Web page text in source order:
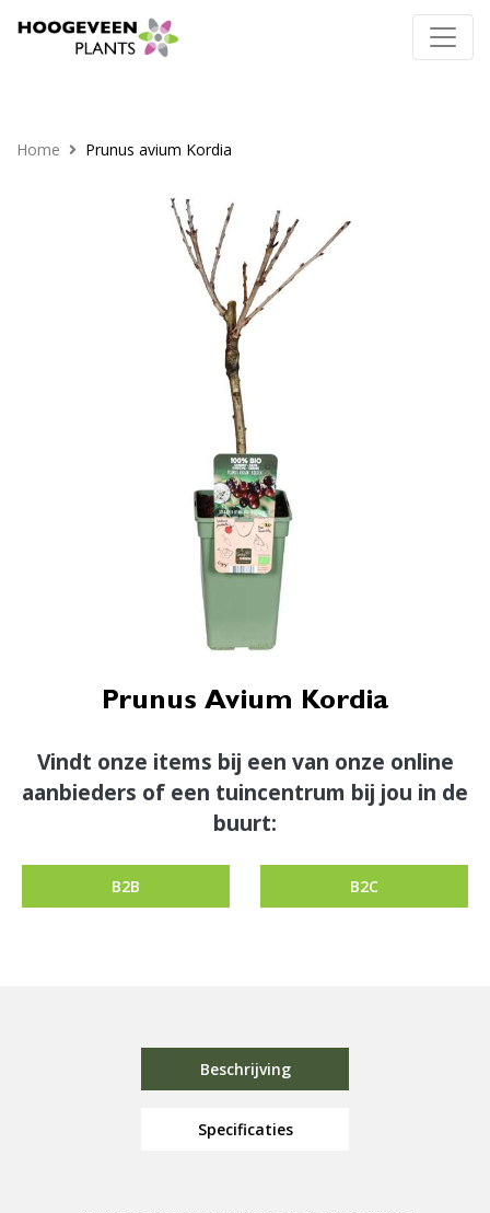
Home Prunus avium Kordia
Prunus Avium Kordia
Vindt onze items bij een van onze online
aanbieders of een tuincentrum bij jou in de
buurt:
B2B B2C
Beschrijving
Specificaties